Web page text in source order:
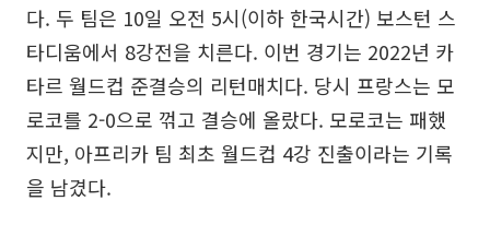
다. 두 팀은 10일 오전 5시(이하 한국시간) 보스턴 스
타디움에서 8강전을 치른다. 이번 경기는 2022년 카
타르 월드컵 준결승의 리턴매치다. 당시 프랑스는 모
로코를 2-0으로 꺾고 결승에 올랐다. 모로코는 패했
지만, 아프리카 팀 최초 월드컵 4강 진출이라는 기록
을 남겼다.